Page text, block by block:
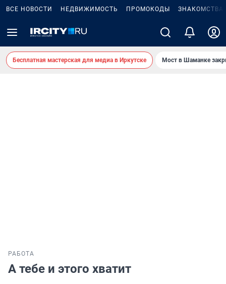
ВСЕ НОВОСТИ НЕДВИЖИМОСТЬ ПРОМОКОДЫ ЗНАКОМСТВА
Бесплатная мастерская для медиа в Иркутске Мост в Шаманке
РАБОТА
А тебе и этого хватит